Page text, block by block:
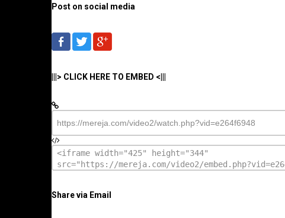
Post on social media
|||> CLICK HERE TO EMBED <|||
Share via Email